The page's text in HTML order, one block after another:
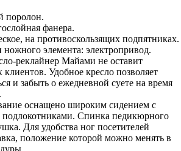
поролон.
фанера.
на противоскользящих подпятниках.
элемента: электропривод.
реклайнер Майами не оставит
Удобное кресло позволяет
и забыть о ежедневной суете на время
оснащено широким сидением с
Спинка педикюрного
Для удобства ног посетителей
положение которой можно менять в